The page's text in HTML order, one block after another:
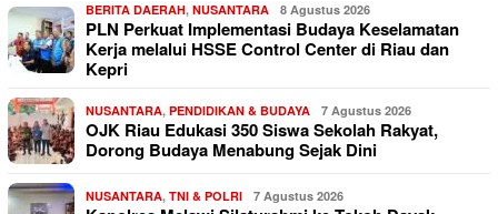
BERITA DAERAH, NUSANTARA 8 Agustus 2026
PLN Perkuat Implementasi Budaya Keselamatan
Kerja melalui HSSE Control Center di Riau dan
Kepri
NUSANTARA, PENDIDIKAN & BUDAYA 7 Agustus 2026
OJK Riau Edukasi 350 Siswa Sekolah Rakyat,
Dorong Budaya Menabung Sejak Dini
NUSANTARA, TNI & POLRI 7 Agustus 2026